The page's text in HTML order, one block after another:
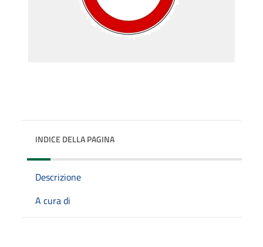
INDICE DELLA PAGINA
Descrizione
A cura di